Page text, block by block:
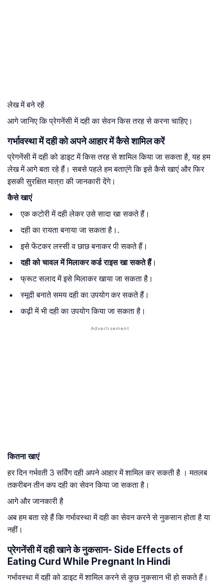
लेख में बने रहें
आगे जानिए कि प्रेगनेंसी में दही का सेवन किस तरह से करना चाहिए।
गर्भावस्था में दही को अपने आहार में कैसे शामिल करें
प्रेगनेंसी में दही को डाइट में किस तरह से शामिल किया जा सकता है, यह हम
लेख में आगे बता रहे हैं। सबसे पहले हम बताएंगे कि इसे कैसे खाएं और फिर
इसकी सुरक्षित मात्रा की जानकारी देंगे।
कैसे खाएं
एक कटोरी में दही लेकर उसे सादा खा सकते हैं।
दही का रायता बनाया जा सकता है।.
इसे फेंटकर लस्सी व छाछ बनाकर पी सकते हैं।
दही को चावल में मिलाकर कर्ड राइस खा सकते हैं।
फ्रूट सलाद में इसे मिलाकर खाया जा सकता है।
स्मूदी बनाते समय दही का उपयोग कर सकते हैं।
कढ़ी में भी दही का उपयोग किया जा सकता है।
कितना खाएं
हर दिन गर्भवती 3 सर्विंग दही अपने आहार में शामिल कर सकती है । मतलब
तकरीबन तीन कप दही का सेवन किया जा सकता है।
आगे और जानकारी है
अब हम बता रहे हैं कि गर्भावस्था में दही का सेवन करने से नुकसान होता है या
नहीं।
प्रेगनेंसी में दही खाने के नुकसान- Side Effects of
Eating Curd While Pregnant In Hindi
गर्भावस्था में दही को डाइट में शामिल करने से कुछ नुकसान भी हो सकते हैं।